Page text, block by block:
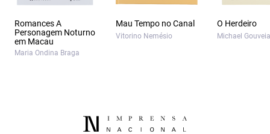
Romances A
Personagem Noturno
em Macau
Maria Ondina Braga
Mau Tempo no Canal
Vitorino Nemésio
O Herdeiro
Michael Gouveia